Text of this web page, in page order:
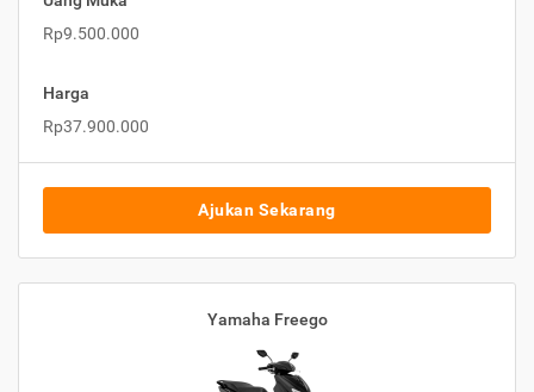
Rp9.500.000
Harga
Rp37.900.000
Ajukan Sekarang
Yamaha Freego